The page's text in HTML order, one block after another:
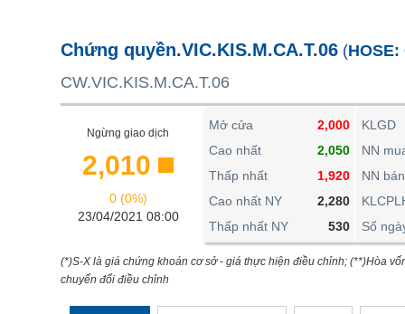
Chứng quyền.VIC.KIS.M.CA.T.06 (HOSE:
CW.VIC.KIS.M.CA.T.06
Ngừng giao dịch
2,010
0 (0%)
23/04/2021 08:00
Mở cửa
2,000
Cao nhất
2,050
Thấp nhất
1,920
Cao nhất NY
2,280
Thấp nhất NY
530
KLGD
NN
NN bán
Số
(*)S-X là giá chứng khoán cơ sở - giá thực hiện điều chỉnh; (**)Hòa
chuyển đổi điều chỉnh
BẤT ĐỘNG SẢN
TÀI CHÍNH
KINH TẾ
THẾ GIỚI
ĐÔNG DƯƠNG
PHÂN TÍCH